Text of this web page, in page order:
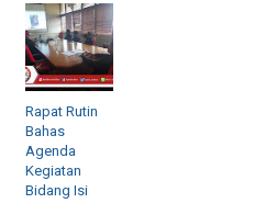
Rapat Rutin
Bahas
Agenda
Kegiatan
Bidang Isi